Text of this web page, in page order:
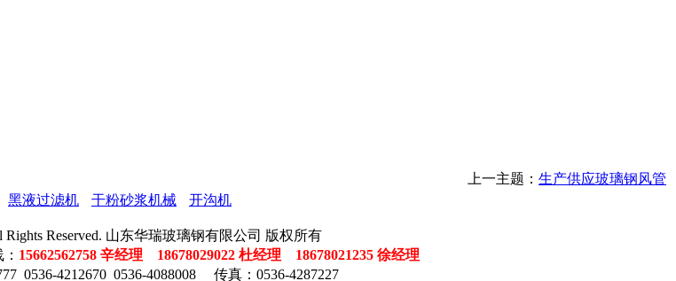
上一主题： 生产供应玻璃钢风管
黑液过滤机 干粉砂浆机械 开沟机
Rights Reserved. 山东华瑞玻璃钢有限公司 版权所有
15662562758 辛经理 18678029022 杜经理 18678021235 徐经理
0536-4212670 0536-4088008 传真：0536-4287227